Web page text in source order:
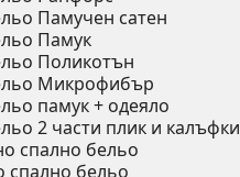
Памучен сатен
Памук
Поликотън
Микрофибър
памук + одеяло
2 части плик и калъфки
спално бельо
спално бельо